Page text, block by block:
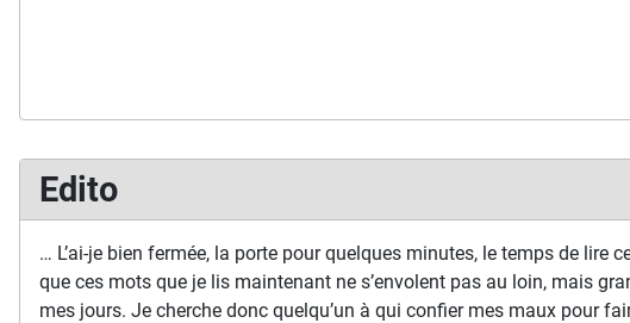
Edito
… L’ai-je bien fermée, la porte pour quelques minutes, le temps de lire
que ces mots que je lis maintenant ne s’envolent pas au loin, mais
mes jours. Je cherche donc quelqu’un à qui confier mes maux pour